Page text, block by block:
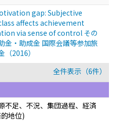
gap: Subjective
affects achievement
via sense of control その
金・助成金 国際会議等参加旅
（2016）
全件表示（6件）
不足、不況、集団過程、経済
地位)